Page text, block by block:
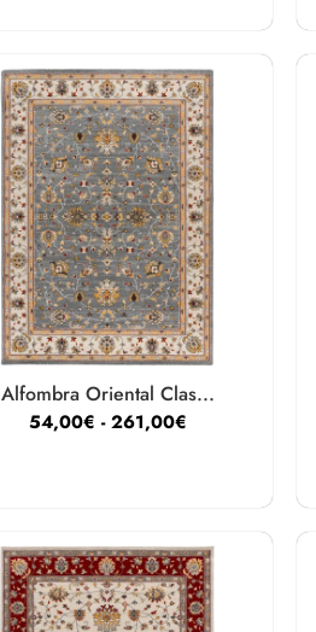
Alfombra Oriental Clas...
54,00€ - 261,00€